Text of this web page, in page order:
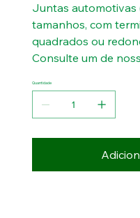
Juntas automotivas
tamanhos, com
quadrados ou
Consulte um de
Quantidade